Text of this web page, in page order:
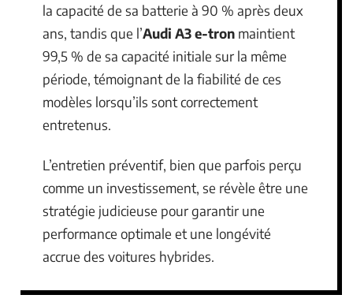
la capacité de sa batterie à 90 % après deux
ans, tandis que l’Audi A3 e-tron maintient
99,5 % de sa capacité initiale sur la même
période, témoignant de la fiabilité de ces
modèles lorsqu’ils sont correctement
entretenus.
L’entretien préventif, bien que parfois perçu
comme un investissement, se révèle être une
stratégie judicieuse pour garantir une
performance optimale et une longévité
accrue des voitures hybrides.